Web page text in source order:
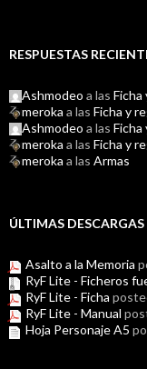
RESPUESTAS
Ashmodeo a las Ficha
meroka a las Ficha y
Ashmodeo a las Ficha
meroka a las Ficha y
meroka a las Armas
ÚLTIMAS DESCARGAS
Asalto a la Memoria
RyF Lite - Ficheros
RyF Lite - Ficha
RyF Lite - Manual
Hoja Personaje A5